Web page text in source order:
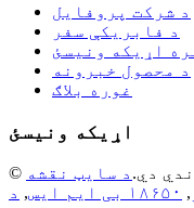
د شرکت پروفایل
د فابریکې سفر
اړیکه ونیسئ
د محصول خبرونه
غوره بلاګ
اړیکه ونیسئ
د سایټ نقشه
, ۱۸۶۵۰ بی ایم ایس ,